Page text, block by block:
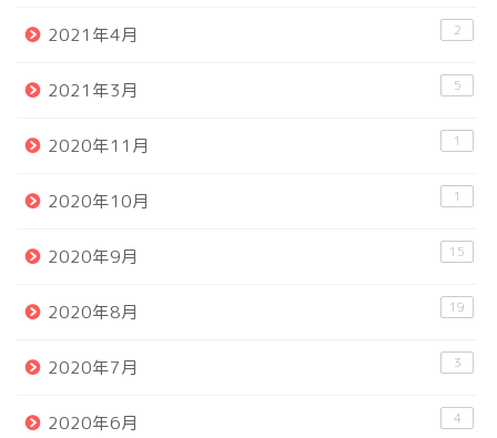
2021年4月 2
2021年3月 5
2020年11月 1
2020年10月 1
2020年9月 15
2020年8月 19
2020年7月 3
2020年6月 4